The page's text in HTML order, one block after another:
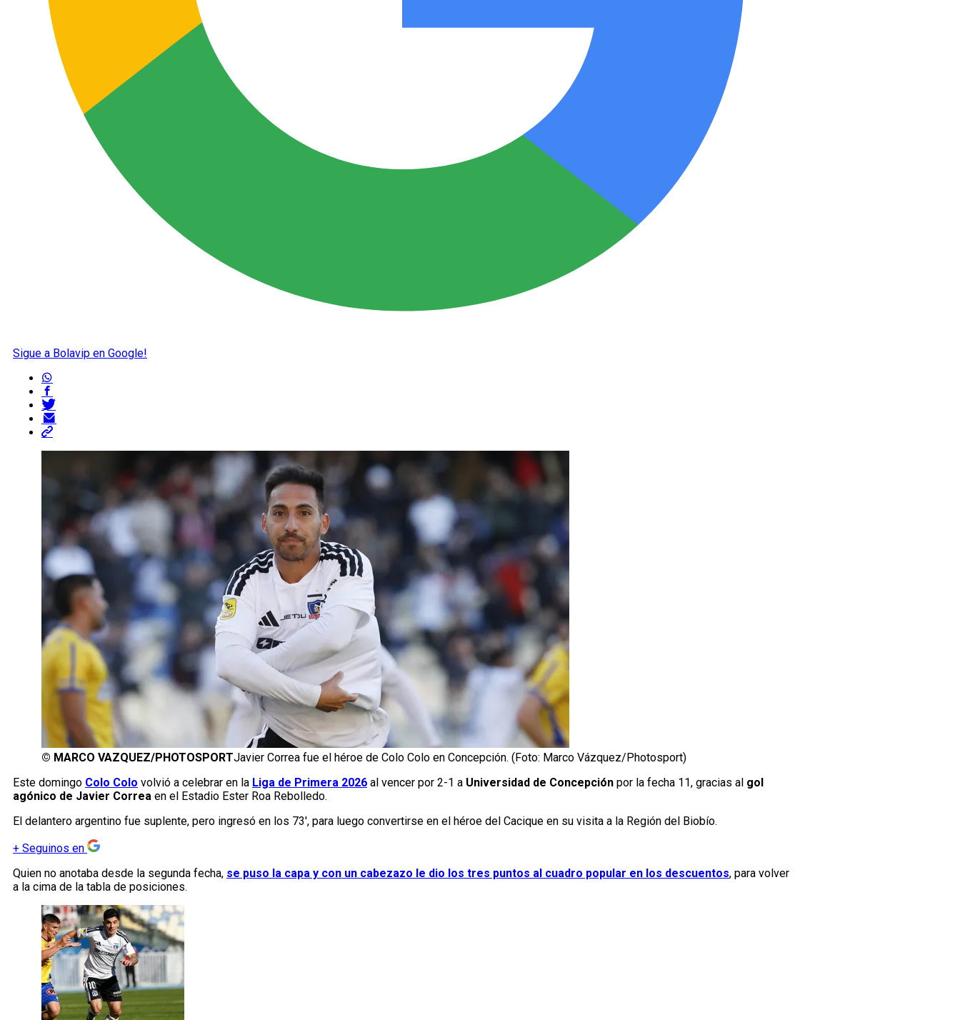
Sigue a Bolavip en Google!
© MARCO VAZQUEZ/PHOTOSPORTJavier Correa fue el héroe de Colo Colo en Concepción. (Foto: Marco Vázquez/Photosport)
Este domingo Colo Colo volvió a celebrar en la Liga de Primera 2026 al vencer por 2-1 a Universidad de Concepción por la fecha 11, gracias al gol
agónico de Javier Correa en el Estadio Ester Roa Rebolledo.
El delantero argentino fue suplente, pero ingresó en los 73′, para luego convertirse en el héroe del Cacique en su visita a la Región del Biobío.
+ Seguinos en
Quien no anotaba desde la segunda fecha, se puso la capa y con un cabezazo le dio los tres puntos al cuadro popular en los descuentos, para volver
a la cima de la tabla de posiciones.